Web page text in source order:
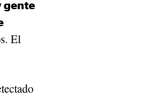
gente
El